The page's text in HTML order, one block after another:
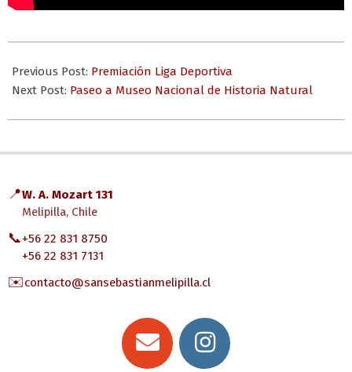
08-
26
Previous Post: Premiación Liga Deportiva
Next Post: Paseo a Museo Nacional de Historia Natural
📍W. A. Mozart 131
Melipilla, Chile
📞+56 22 831 8750
+56 22 831 7131
✉️contacto@sansebastianmelipilla.cl